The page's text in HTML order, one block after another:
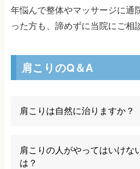
年悩んで整体やマッサージに通
った方も、諦めずに当院にご相
肩こりのQ＆A
肩こりは自然に治りますか？
ることもありますが、慢性化し
癒が難しく、適切なケアが必要
肩こりの人がやってはいけな
は？